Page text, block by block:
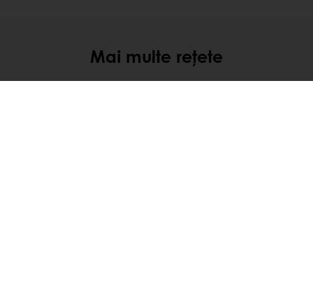
Mai multe rețete